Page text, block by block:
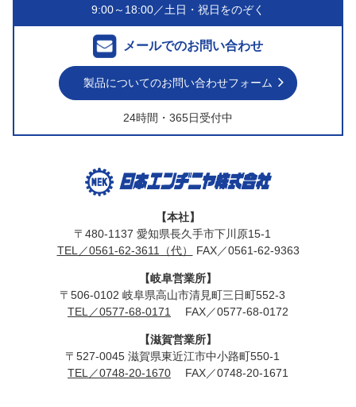
9:00～18:00／土日・祝日をのぞく
メールでのお問い合わせ
製品についてのお問い合わせフォーム
24時間・365日受付中
【本社】
〒480-1137 愛知県長久手市下川原15-1
TEL／0561-62-3611（代）
FAX／0561-62-9363
【岐阜営業所】
〒506-0102 岐阜県高山市清見町三日町552-3
TEL／0577-68-0171 FAX／0577-68-0172
【滋賀営業所】
〒527-0045 滋賀県東近江市中小路町550-1
TEL／0748-20-1670 FAX／0748-20-1671